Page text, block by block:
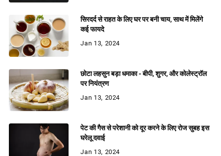
सिरदर्द से राहत के लिए घर पर बनी चाय, साथ में मिलेंगे
कई फायदे
Jan 13, 2024
छोटा लहसुन बड़ा धमाका - बीपी, शुगर, और कोलेस्ट्रॉल
पर नियंत्रण
Jan 13, 2024
पेट की गैस से परेशानी को दूर करने के लिए रोज सुबह इस
घरेलू दवाई
Jan 13, 2024